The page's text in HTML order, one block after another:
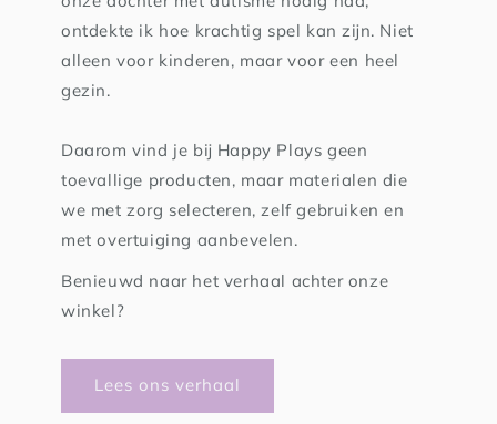
ontdekte ik hoe krachtig spel kan zijn. Niet
alleen voor kinderen, maar voor een heel
gezin.
Daarom vind je bij Happy Plays geen
toevallige producten, maar materialen die
we met zorg selecteren, zelf gebruiken en
met overtuiging aanbevelen.
Benieuwd naar het verhaal achter onze
winkel?
Lees ons verhaal